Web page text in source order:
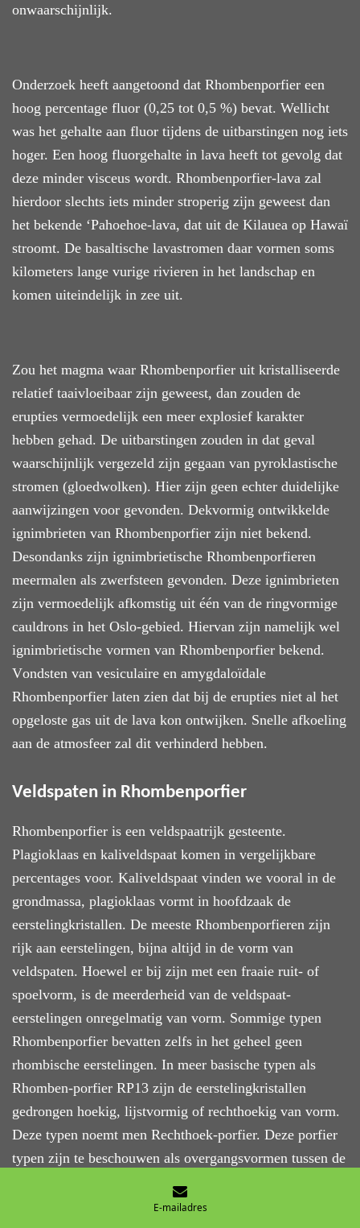
onwaarschijnlijk.
Onderzoek heeft aangetoond dat Rhombenporfier een
hoog percentage fluor (0,25 tot 0,5 %) bevat. Wellicht
was het gehalte aan fluor tijdens de uitbarstingen nog iets
hoger. Een hoog fluorgehalte in lava heeft tot gevolg dat
deze minder visceus wordt. Rhombenporfier-lava zal
hierdoor slechts iets minder stroperig zijn geweest dan
het bekende ‘Pahoehoe-lava, dat uit de Kilauea op Hawaï
stroomt. De basaltische lavastromen daar vormen soms
kilometers lange vurige rivieren in het landschap en
komen uiteindelijk in zee uit.
Zou het magma waar Rhombenporfier uit kristalliseerde
relatief taaivloeibaar zijn geweest, dan zouden de
erupties vermoedelijk een meer explosief karakter
hebben gehad. De uitbarstingen zouden in dat geval
waarschijnlijk vergezeld zijn gegaan van pyroklastische
stromen (gloedwolken). Hier zijn geen echter duidelijke
aanwijzingen voor gevonden. Dekvormig ontwikkelde
ignimbrieten van Rhombenporfier zijn niet bekend.
Desondanks zijn ignimbrietische Rhombenporfieren
meermalen als zwerfsteen gevonden. Deze ignimbrieten
zijn vermoedelijk afkomstig uit één van de ringvormige
cauldrons in het Oslo-gebied. Hiervan zijn namelijk wel
ignimbrietische vormen van Rhombenporfier bekend.
Vondsten van vesiculaire en amygdaloïdale
Rhombenporfier laten zien dat bij de erupties niet al het
opgeloste gas uit de lava kon ontwijken. Snelle afkoeling
aan de atmosfeer zal dit verhinderd hebben.
Veldspaten in Rhombenporfier
Rhombenporfier is een veldspaatrijk gesteente.
Plagioklaas en kaliveldspaat komen in vergelijkbare
percentages voor. Kaliveldspaat vinden we vooral in de
grondmassa, plagioklaas vormt in hoofdzaak de
eerstelingkristallen. De meeste Rhombenporfieren zijn
rijk aan eerstelingen, bijna altijd in de vorm van
veldspaten. Hoewel er bij zijn met een fraaie ruit- of
spoelvorm, is de meerderheid van de veldspaat-
eerstelingen onregelmatig van vorm. Sommige typen
Rhombenporfier bevatten zelfs in het geheel geen
rhombische eerstelingen. In meer basische typen als
Rhomben-porfier RP13 zijn de eerstelingkristallen
gedrongen hoekig, lijstvormig of rechthoekig van vorm.
Deze typen noemt men Rechthoek-porfier. Deze porfier
typen zijn te beschouwen als overgangsvormen tussen de
E-mailadres